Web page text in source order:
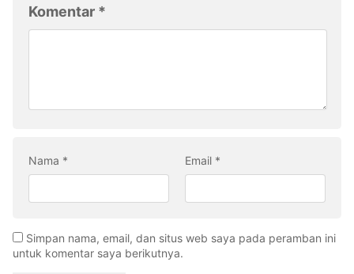
Komentar *
Nama * Email *
Simpan nama, email, dan situs web saya pada peramban ini
untuk komentar saya berikutnya.